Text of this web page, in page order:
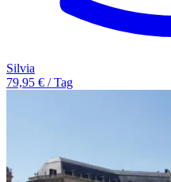
Silvia
79,95 € / Tag